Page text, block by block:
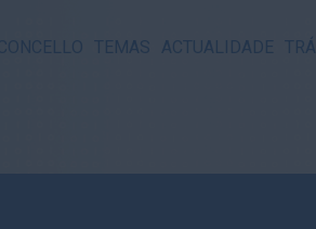
CONCELLO TEMAS ACTUALIDADE